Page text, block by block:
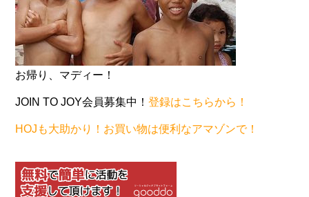
お帰り、マディー！
JOIN TO JOY会員募集中！登録はこちらから！
HOJも大助かり！お買い物は便利なアマゾンで！